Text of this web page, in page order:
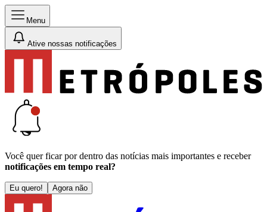
Menu
Ative nossas notificações
Você quer ficar por dentro das notícias mais importantes e receber
notificações em tempo real?
Eu quero! Agora não